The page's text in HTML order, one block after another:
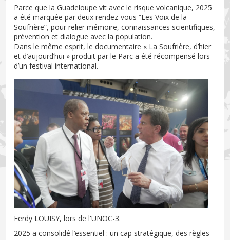
Parce que la Guadeloupe vit avec le risque volcanique, 2025
a été marquée par deux rendez-vous “Les Voix de la
Soufrière”, pour relier mémoire, connaissances scientifiques,
prévention et dialogue avec la population.
Dans le même esprit, le documentaire « La Soufrière, d’hier
et d’aujourd’hui » produit par le Parc a été récompensé lors
d’un festival international.
Ferdy LOUISY, lors de l'UNOC-3.
2025 a consolidé l’essentiel : un cap stratégique, des règles